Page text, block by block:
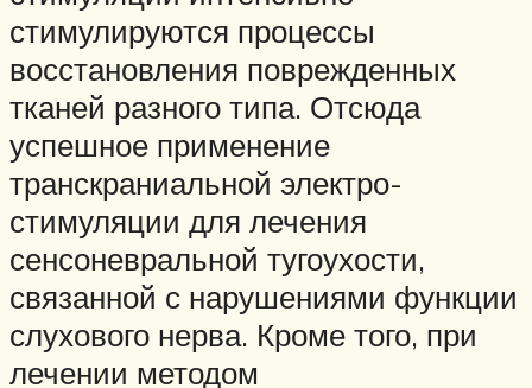
стимулируются процессы
восстановления поврежденных
тканей разного типа. Отсюда
успешное применение
транскраниальной электро-
стимуляции для лечения
сенсоневральной тугоухости,
связанной с нарушениями функции
слухового нерва. Кроме того, при
лечении методом